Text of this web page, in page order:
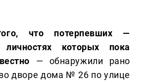
что потерпевших —
которых пока
— обнаружили рано
дворе дома № 26 по улице